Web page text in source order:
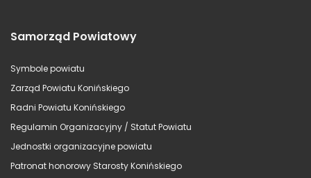
Samorząd Powiatowy
Symbole powiatu
Zarząd Powiatu Konińskiego
Radni Powiatu Konińskiego
Regulamin Organizacyjny / Statut Powiatu
Jednostki organizacyjne powiatu
Patronat honorowy Starosty Konińskiego